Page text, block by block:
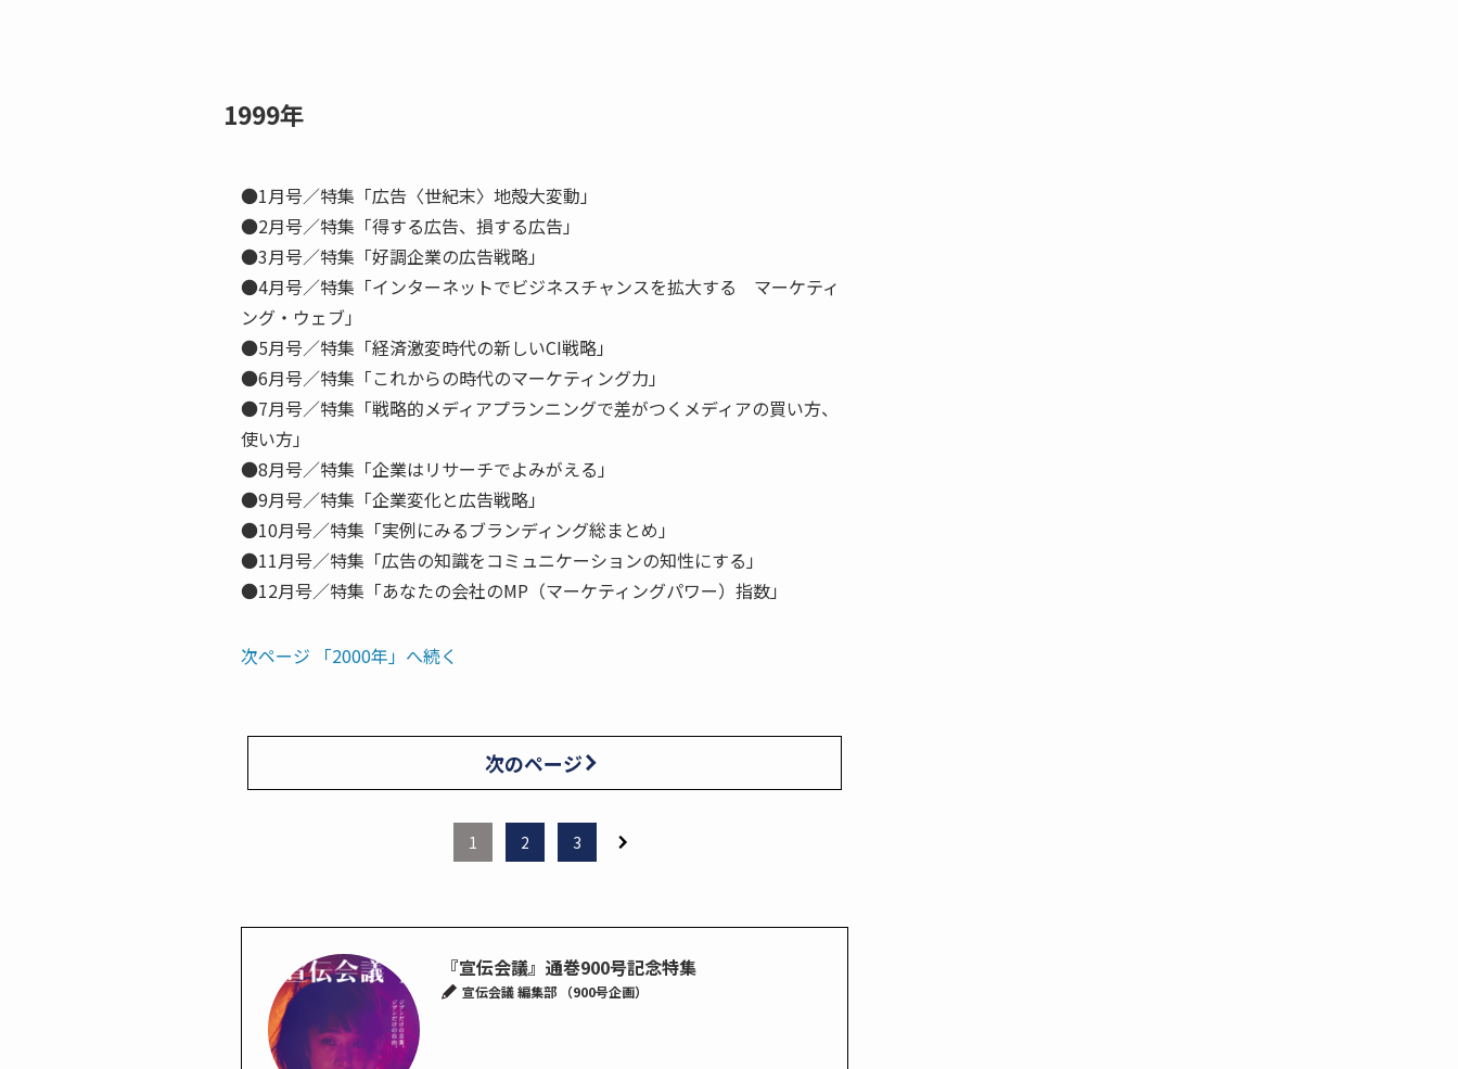
1999年
●1月号／特集「広告〈世紀末〉地殻大変動」
●2月号／特集「得する広告、損する広告」
●3月号／特集「好調企業の広告戦略」
●4月号／特集「インターネットでビジネスチャンスを拡大する マーケティ
ング・ウェブ」
●5月号／特集「経済激変時代の新しいCI戦略」
●6月号／特集「これからの時代のマーケティング力」
●7月号／特集「戦略的メディアプランニングで差がつくメディアの買い方、
使い方」
●8月号／特集「企業はリサーチでよみがえる」
●9月号／特集「企業変化と広告戦略」
●10月号／特集「実例にみるブランディング総まとめ」
●11月号／特集「広告の知識をコミュニケーションの知性にする」
●12月号／特集「あなたの会社のMP（マーケティングパワー）指数」
次ページ 「2000年」へ続く
次のページ
1 2 3
『宣伝会議』通巻900号記念特集
宣伝会議 編集部 （900号企画）